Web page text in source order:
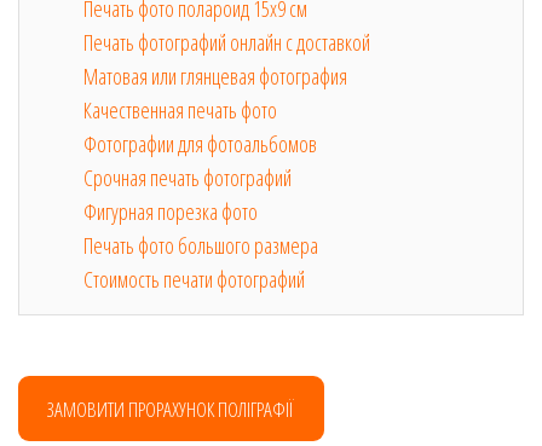
Печать фото полароид 15х9 см
Печать фотографий онлайн с доставкой
Матовая или глянцевая фотография
Качественная печать фото
Фотографии для фотоальбомов
Срочная печать фотографий
Фигурная порезка фото
Печать фото большого размера
Стоимость печати фотографий
ЗАМОВИТИ ПРОРАХУНОК ПОЛІГРАФІЇ